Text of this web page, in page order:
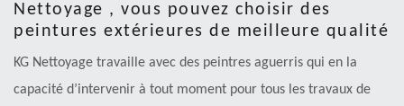
Nettoyage , vous pouvez choisir des
peintures extérieures de meilleure qualité
KG Nettoyage travaille avec des peintres aguerris qui en la
capacité d’intervenir à tout moment pour tous les travaux de